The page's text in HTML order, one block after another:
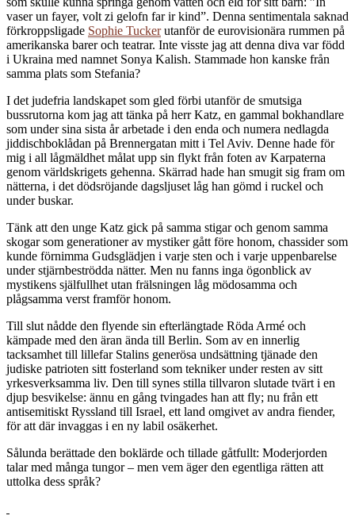
vaser un fayer, volt zi gelofn far ir kind”. Denna sentimentala saknad
förkroppsligade Sophie Tuckerutanför de eurovisionära rummen på
amerikanska barer och teatrar. Inte visste jag att denna diva var född
i Ukraina med namnet Sonya Kalish. Stammade hon kanske från
samma plats som Stefania?
I det judefria landskapet som gled förbi utanför de smutsiga
bussrutorna kom jag att tänka på herr Katz, en gammal bokhandlare
som under sina sista år arbetade i den enda och numera nedlagda
jiddischboklådan på Brennergatan mitt i Tel Aviv. Denne hade för
mig i all lågmäldhet målat upp sin flykt från foten av Karpaterna
genom världskrigets gehenna. Skärrad hade han smugit sig fram om
nätterna, i det dödsröjande dagsljuset låg han gömd i ruckel och
under buskar.
Tänk att den unge Katz gick på samma stigar och genom samma
skogar som generationer av mystiker gått före honom, chassider som
kunde förnimma Gudsglädjen i varje sten och i varje uppenbarelse
under stjärnbeströdda nätter. Men nu fanns inga ögonblick av
mystikens själfullhet utan frälsningen låg mödosamma och
plågsamma verst framför honom.
Till slut nådde den flyende sin efterlängtade Röda Armé och
kämpade med den äran ända till Berlin. Som av en innerlig
tacksamhet till lillefar Stalins generösa undsättning tjänade den
judiske patrioten sitt fosterland som tekniker under resten av sitt
yrkesverksamma liv. Den till synes stilla tillvaron slutade tvärt i en
djup besvikelse: ännu en gång tvingades han att fly; nu från ett
antisemitiskt Ryssland till Israel, ett land omgivet av andra fiender,
för att där invaggas i en ny labil osäkerhet.
Sålunda berättade den boklärde och tillade gåtfullt: Moderjorden
talar med många tungor – men vem äger den egentliga rätten att
uttolka dess språk?